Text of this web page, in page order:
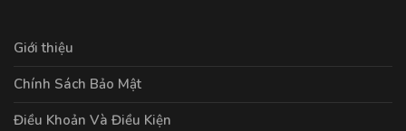
Giới thiệu
Chính Sách Bảo Mật
Điều Khoản Và Điều Kiện